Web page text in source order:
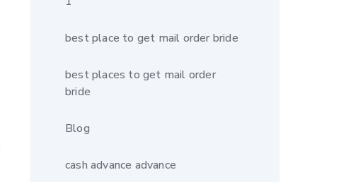
best place to get mail order bride
best places to get mail order
bride
Blog
cash advance advance